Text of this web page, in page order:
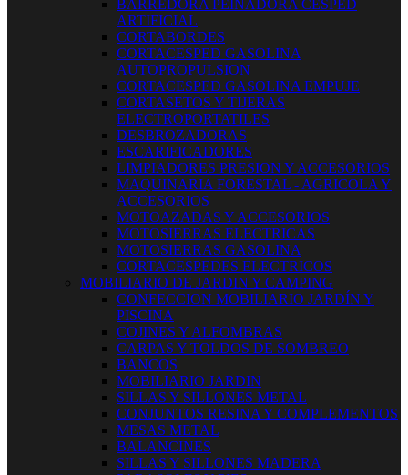
BARREDORA PEINADORA CESPED
ARTIFICIAL
CORTABORDES
CORTACESPED GASOLINA
AUTOPROPULSION
CORTACESPED GASOLINA EMPUJE
CORTASETOS Y TIJERAS
ELECTROPORTATILES
DESBROZADORAS
ESCARIFICADORES
LIMPIADORES PRESION Y ACCESORIOS
MAQUINARIA FORESTAL - AGRICOLA Y
ACCESORIOS
MOTOAZADAS Y ACCESORIOS
MOTOSIERRAS ELECTRICAS
MOTOSIERRAS GASOLINA
CORTACESPEDES ELECTRICOS
MOBILIARIO DE JARDIN Y CAMPING
CONFECCION MOBILIARIO JARDÍN Y
PISCINA
COJINES Y ALFOMBRAS
CARPAS Y TOLDOS DE SOMBREO
BANCOS
MOBILIARIO JARDIN
SILLAS Y SILLONES METAL
CONJUNTOS RESINA Y COMPLEMENTOS
MESAS METAL
BALANCINES
SILLAS Y SILLONES MADERA